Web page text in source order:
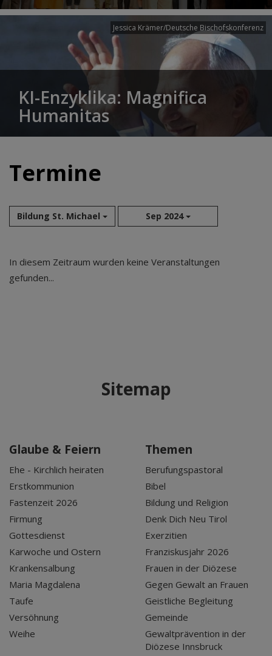
Jessica Krämer/Deutsche Bischofskonferenz
KI-Enzyklika: Magnifica
Humanitas
Termine
Bildung St. Michael Sep 2024
Aug 2026
Apr 2027
Mai 2027
In diesem Zeitraum wurden keine Veranstaltungen
gefunden...
Sitemap
Glaube & Feiern
Ehe - Kirchlich heiraten
Erstkommunion
Fastenzeit 2026
Firmung
Gottesdienst
Karwoche und Ostern
Krankensalbung
Maria Magdalena
Taufe
Versöhnung
Weihe
Themen
Berufungspastoral
Bibel
Bildung und Religion
Denk Dich Neu Tirol
Exerzitien
Franziskusjahr 2026
Frauen in der Diözese
Gegen Gewalt an Frauen
Geistliche Begleitung
Gemeinde
Gewaltprävention in der
Diözese Innsbruck